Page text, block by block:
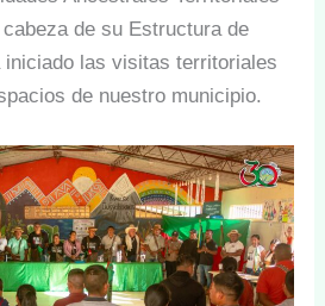
de su Estructura de
iniciado las visitas territoriales
de nuestro municipio.